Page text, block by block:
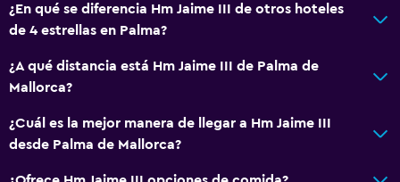
¿En qué se diferencia Hm Jaime III de otros hoteles
de 4 estrellas en Palma?
¿A qué distancia está Hm Jaime III de Palma de
Mallorca?
¿Cuál es la mejor manera de llegar a Hm Jaime III
desde Palma de Mallorca?